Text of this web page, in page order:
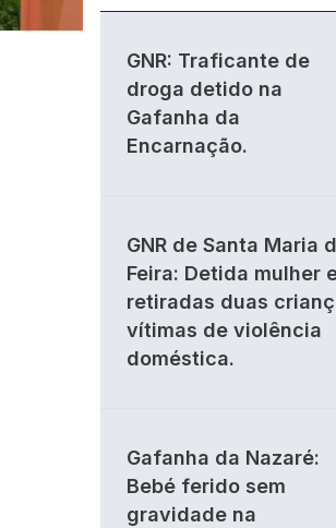
GNR: Traficante de
droga detido na
Gafanha da
Encarnação.
GNR de Santa Maria
Feira: Detida mulher
retiradas duas
vítimas de violência
doméstica.
Gafanha da Nazaré:
Bebé ferido sem
gravidade na